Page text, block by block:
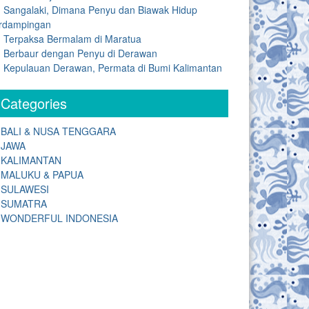
Sangalaki, Dimana Penyu dan Biawak Hidup
Terpaksa Bermalam di Maratua
Berbaur dengan Penyu di Derawan
Kepulauan Derawan, Permata di Bumi Kalimantan
Categories
BALI & NUSA TENGGARA
JAWA
KALIMANTAN
MALUKU & PAPUA
SULAWESI
SUMATRA
WONDERFUL INDONESIA